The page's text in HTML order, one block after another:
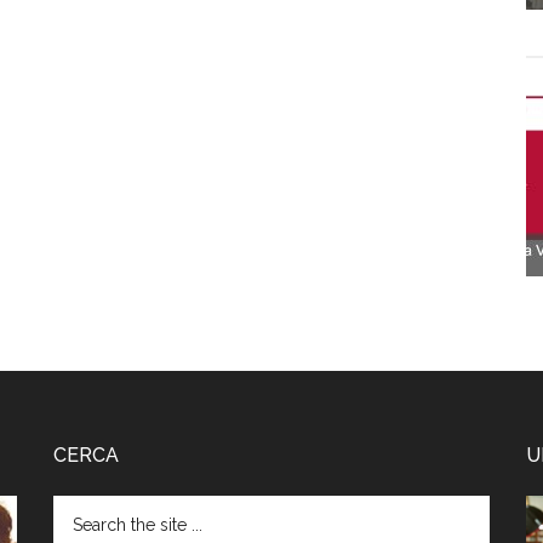
CERCA